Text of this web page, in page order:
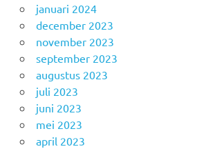
januari 2024
december 2023
november 2023
september 2023
augustus 2023
juli 2023
juni 2023
mei 2023
april 2023